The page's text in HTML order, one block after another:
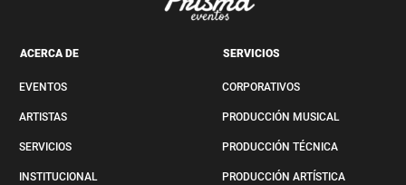
ACERCA DE
EVENTOS
ARTISTAS
SERVICIOS
INSTITUCIONAL
SERVICIOS
CORPORATIVOS
PRODUCCIÓN MUSICAL
PRODUCCIÓN TÉCNICA
PRODUCCIÓN ARTÍSTICA